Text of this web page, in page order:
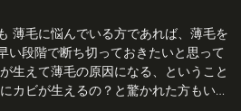
薄毛に悩んでいる方であれば、薄毛を
い段階で断ち切っておきたいと思って